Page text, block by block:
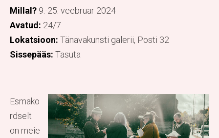
Millal? 9.-25. veebruar 2024
Avatud: 24/7
Lokatsioon: Tänavakunsti galerii, Posti 32
Sissepääs: Tasuta
Esmako
rdselt
on meie